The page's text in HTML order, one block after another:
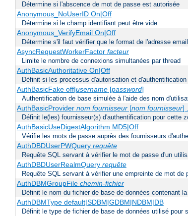
Détermine si l'abscence de mot de passe est autorisée
Anonymous_NoUserID On|Off
Détermine si le champ identifiant peut être vide
Anonymous_VerifyEmail On|Off
Détermine s'il faut vérifier que le format de l'adresse
AsyncRequestWorkerFactor facteur
Limite le nombre de connexions simultanées par thread
AuthBasicAuthoritative On|Off
Définit si les processus d'autorisation et
AuthBasicFake off|username[password]
Authentification de base simulée à l'aide des nom
AuthBasicProvider nom fournisseur[nom fournisseur]
Définit le(les) fournisseur(s) d'authentification pour cette
AuthBasicUseDigestAlgorithm MD5|Off
Vérifie les mots de passe auprès des fournisseurs
AuthDBDUserPWQuery requête
Requête SQL servant à vérifier le mot de passe d'un
AuthDBDUserRealmQuery requête
Requête SQL servant à vérifier une empreinte de mot
AuthDBMGroupFile chemin-fichier
Définit le nom du fichier de base de données contenant
AuthDBMType default|SDBM|GDBM|NDBM|DB
Définit le type de fichier de base de données utilisé pour